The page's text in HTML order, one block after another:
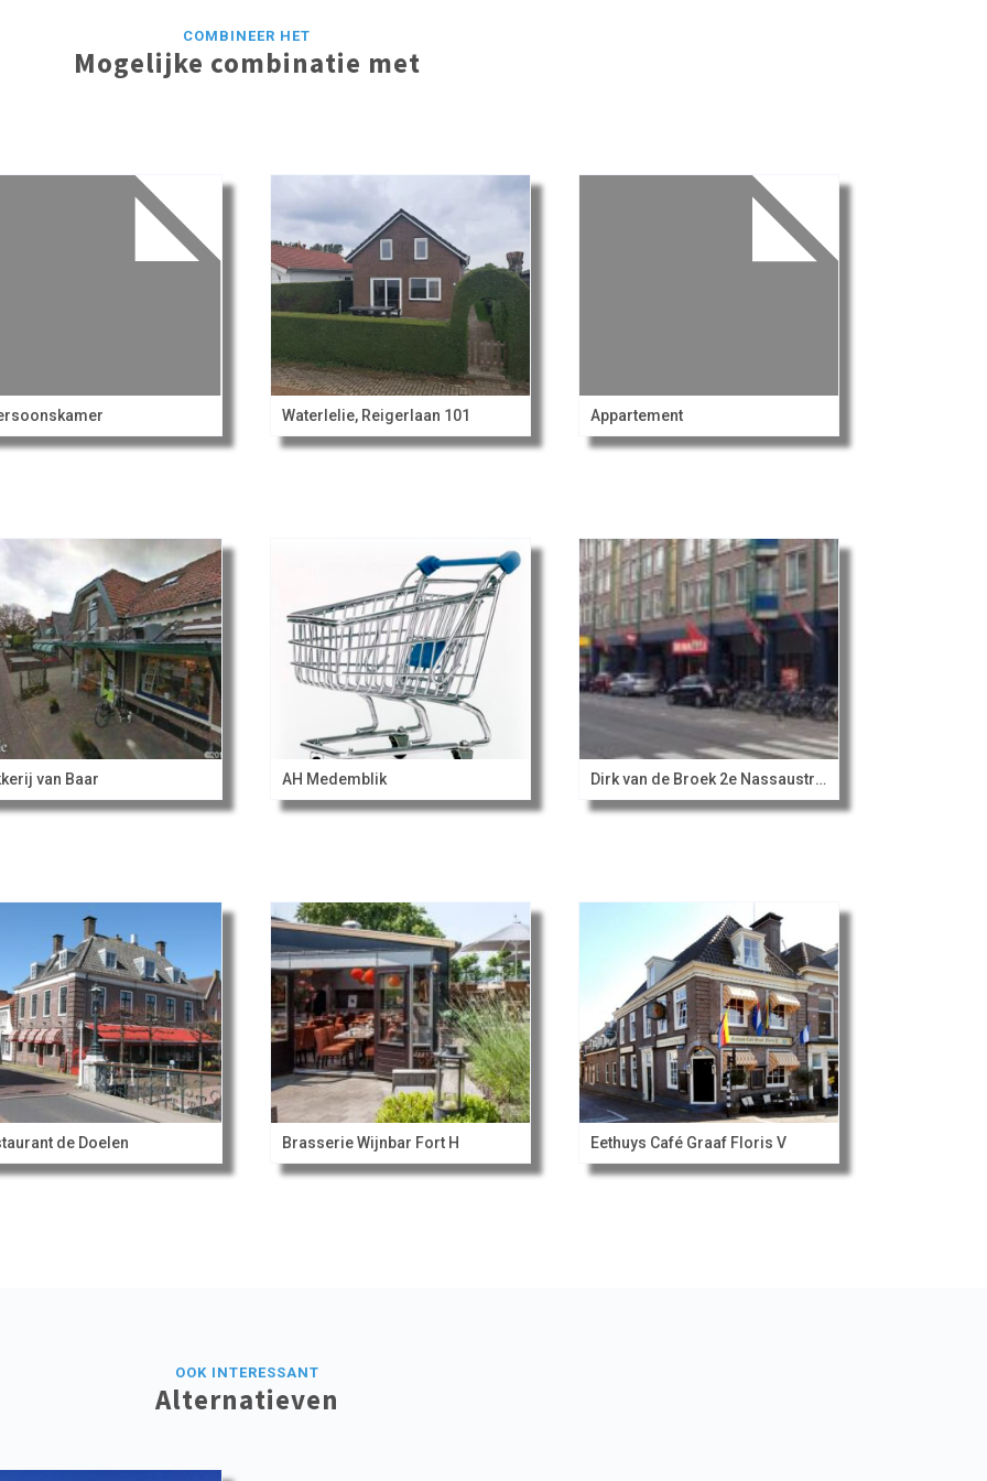
COMBINEER HET
Mogelijke combinatie met
Waterlelie, Reigerlaan 101 Appartement
van Baar AH Medemblik Dirk van de Broek 2e Nassaustraat
de Doelen Brasserie Wijnbar Fort H Eethuys Café Graaf Floris V
OOK INTERESSANT
Alternatieven